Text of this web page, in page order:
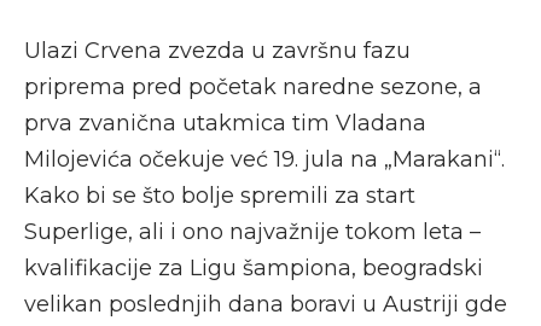
Ulazi Crvena zvezda u završnu fazu
priprema pred početak naredne sezone, a
prva zvanična utakmica tim Vladana
Milojevića očekuje već 19. jula na „Marakani“.
Kako bi se što bolje spremili za start
Superlige, ali i ono najvažnije tokom leta –
kvalifikacije za Ligu šampiona, beogradski
velikan poslednjih dana boravi u Austriji gde